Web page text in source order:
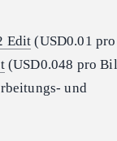
Edit (USD0.01
(USD0.048 pro
und